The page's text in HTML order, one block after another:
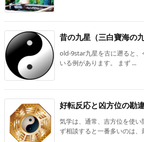
昔の九星（三白寶海の九
old-9star九星を古に遡ると
いる例があります。 まず ...
好転反応と凶方位の勘
気学は、通常、吉方位を使い
ず相談すると一番多いのは、